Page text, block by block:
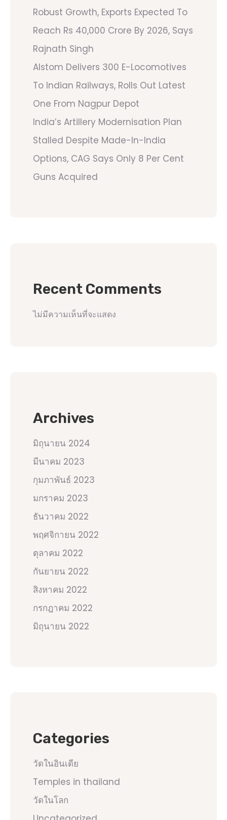
Robust Growth, Exports Expected To
Reach Rs 40,000 Crore By 2026, Says
Rajnath Singh
Alstom Delivers 300 E-Locomotives
To Indian Railways, Rolls Out Latest
One From Nagpur Depot
India’s Artillery Modernisation Plan
Stalled Despite Made-In-India
Options, CAG Says Only 8 Per Cent
Guns Acquired
Recent Comments
ไม่มีความเห็นที่จะแสดง
Archives
มิถุนายน 2024
มีนาคม 2023
กุมภาพันธ์ 2023
มกราคม 2023
ธันวาคม 2022
พฤศจิกายน 2022
ตุลาคม 2022
กันยายน 2022
สิงหาคม 2022
กรกฎาคม 2022
มิถุนายน 2022
Categories
วัดในอินเดีย
Temples in thailand
วัดในโลก